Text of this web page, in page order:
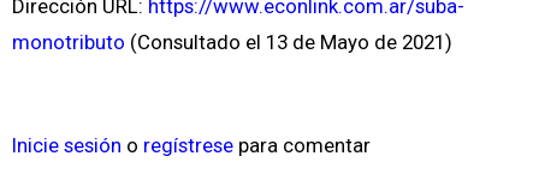
Dirección URL: https://www.econlink.com.ar/suba-
monotributo (Consultado el 13 de Mayo de 2021)
Inicie sesión o regístrese para comentar